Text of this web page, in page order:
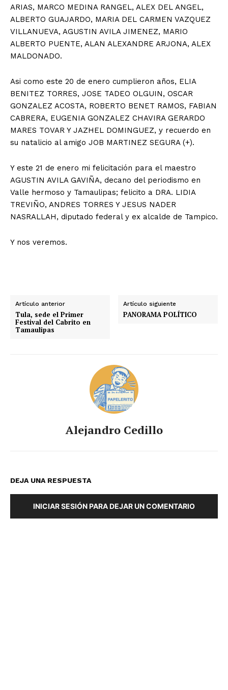
ARIAS, MARCO MEDINA RANGEL, ALEX DEL ANGEL,
ALBERTO GUAJARDO, MARIA DEL CARMEN VAZQUEZ
VILLANUEVA, AGUSTIN AVILA JIMENEZ, MARIO
ALBERTO PUENTE, ALAN ALEXANDRE ARJONA, ALEX
MALDONADO.
Asi como este 20 de enero cumplieron años, ELIA
BENITEZ TORRES, JOSE TADEO OLGUIN, OSCAR
GONZALEZ ACOSTA, ROBERTO BENET RAMOS, FABIAN
CABRERA, EUGENIA GONZALEZ CHAVIRA GERARDO
MARES TOVAR Y JAZHEL DOMINGUEZ, y recuerdo en
su natalicio al amigo JOB MARTINEZ SEGURA (+).
Y este 21 de enero mi felicitación para el maestro
AGUSTIN AVILA GAVIÑA, decano del periodismo en
Valle hermoso y Tamaulipas; felicito a DRA. LIDIA
TREVIÑO, ANDRES TORRES Y JESUS NADER
NASRALLAH, diputado federal y ex alcalde de Tampico.
Y nos veremos.
Artículo anterior
Tula, sede el Primer
Festival del Cabrito en
Tamaulipas
Artículo siguiente
PANORAMA POLÍTICO
Alejandro Cedillo
DEJA UNA RESPUESTA
INICIAR SESIÓN PARA DEJAR UN COMENTARIO